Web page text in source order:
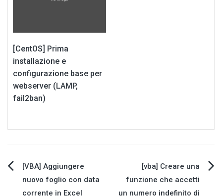
[CentOS] Prima
installazione e
configurazione base per
webserver (LAMP,
fail2ban)
Navigazione
[VBA] Aggiungere
nuovo foglio con data
corrente in Excel
[vba] Creare una
funzione che accetti
un numero indefinito di